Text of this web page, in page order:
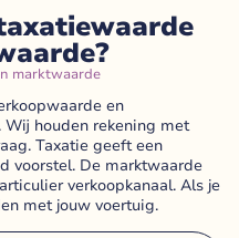
marktwaarde
en
houden rekening met
Taxatie geeft een
voorstel. De marktwaarde
verkoopkanaal. Als je
met jouw voertuig.